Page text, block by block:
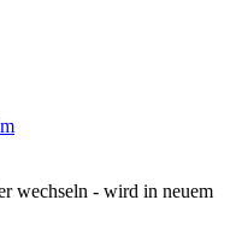
wechseln - wird in neuem